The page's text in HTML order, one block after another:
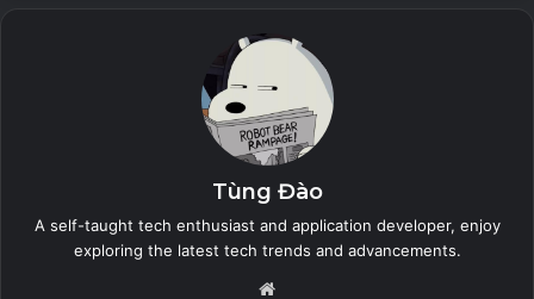
Menu, High Damage/Defense)
26 July, 2023
Land of Legends: Island
games (Unlimited Energy)
26 July, 2023
iToolab WatsGo (Unlocked) – Chuyển
Tùng Đào
A self-taught tech enthusiast and application developer, enjoy
exploring the latest tech trends and advancements.